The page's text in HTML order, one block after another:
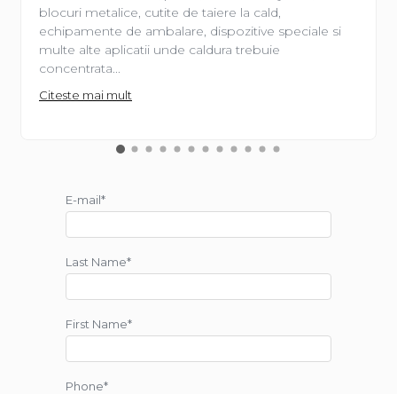
blocuri metalice, cutite de taiere la cald,
echipamente de ambalare, dispozitive speciale si
multe alte aplicatii unde caldura trebuie
concentrata...
Citeste mai mult
E-mail*
Last Name*
First Name*
Phone*